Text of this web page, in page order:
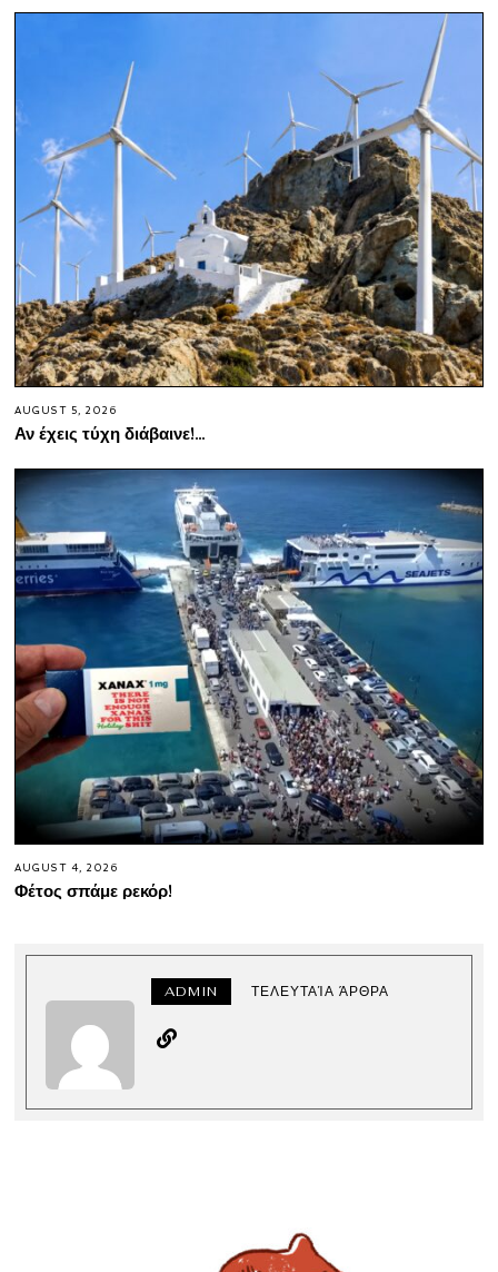
AUGUST 5, 2026
Αν έχεις τύχη διάβαινε!…
AUGUST 4, 2026
Φέτος σπάμε ρεκόρ!
ADMIN ΤΕΛΕΥΤΑΊΑ ΆΡΘΡΑ